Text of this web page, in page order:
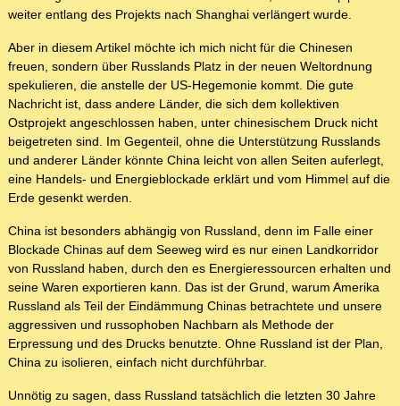
weiter entlang des Projekts nach Shanghai verlängert wurde.
Aber in diesem Artikel möchte ich mich nicht für die Chinesen
freuen, sondern über Russlands Platz in der neuen Weltordnung
spekulieren, die anstelle der US-Hegemonie kommt. Die gute
Nachricht ist, dass andere Länder, die sich dem kollektiven
Ostprojekt angeschlossen haben, unter chinesischem Druck nicht
beigetreten sind. Im Gegenteil, ohne die Unterstützung Russlands
und anderer Länder könnte China leicht von allen Seiten auferlegt,
eine Handels- und Energieblockade erklärt und vom Himmel auf die
Erde gesenkt werden.
China ist besonders abhängig von Russland, denn im Falle einer
Blockade Chinas auf dem Seeweg wird es nur einen Landkorridor
von Russland haben, durch den es Energieressourcen erhalten und
seine Waren exportieren kann. Das ist der Grund, warum Amerika
Russland als Teil der Eindämmung Chinas betrachtete und unsere
aggressiven und russophoben Nachbarn als Methode der
Erpressung und des Drucks benutzte. Ohne Russland ist der Plan,
China zu isolieren, einfach nicht durchführbar.
Unnötig zu sagen, dass Russland tatsächlich die letzten 30 Jahre